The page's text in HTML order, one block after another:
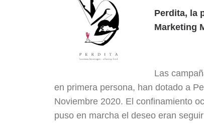
Perdita, la
Marketing
Las
en primera persona, han dotado a
Noviembre 2020. El confinamiento
puso en marcha el deseo eran